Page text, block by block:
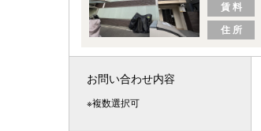
住 所
賃 料
お問い合わせ内容
※複数選択可